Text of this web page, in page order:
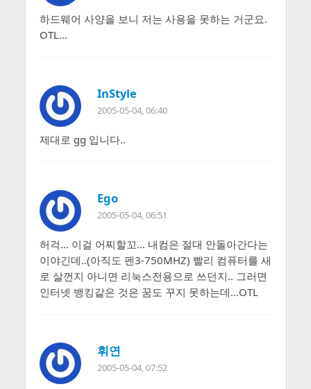
하드웨어 사양을 보니 저는 사용을 못하는 거군요.
OTL…
InStyle
2005-05-04, 06:40
제대로 gg 입니다..
Ego
2005-05-04, 06:51
허걱… 이걸 어찌할꼬… 내컴은 절대 안돌아간다는
이야긴데..(아직도 펜3-750MHZ) 빨리 컴퓨터를 새
로 살껀지 아니면 리눅스전용으로 쓰던지.. 그러면
인터넷 뱅킹같은 것은 꿈도 꾸지 못하는데…OTL
휘연
2005-05-04, 07:52